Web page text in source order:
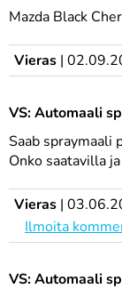
Mazda Black
Vieras |
VS: Automaali
Saab spraymaali
Onko saatavilla
Vieras |
Ilmoita
VS: Automaali